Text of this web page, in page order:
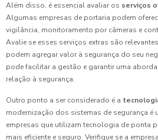
Além disso, é essencial avaliar os serviços
Algumas empresas de portaria podem
vigilância, monitoramento por câmeras e
Avalie se esses serviços extras são
podem agregar valor à segurança do seu
pode facilitar a gestão e garantir uma
relação à segurança.
Outro ponto a ser considerado é a
modernização dos sistemas de segurança é
empresas que utilizam tecnologia de ponta
mais eficiente e seguro. Verifique se a